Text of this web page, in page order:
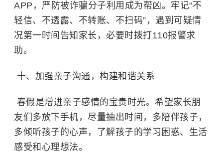
APP，严防被诈骗分子利用成为帮凶。牢记“不
轻信、不透露、不转账、不扫码”，遇到可疑情
况第一时间告知家长，必要时拨打110报警求
助。
十、加强亲子沟通，构建和谐关系
春假是增进亲子感情的宝贵时光。希望家长朋
友们多放下手机，尽量抽出时间，多陪伴孩子，
多倾听孩子的心声，了解孩子的学习困惑、生活
感受和心理想法。